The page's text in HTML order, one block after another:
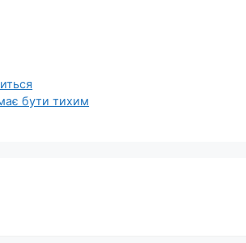
бути тихим